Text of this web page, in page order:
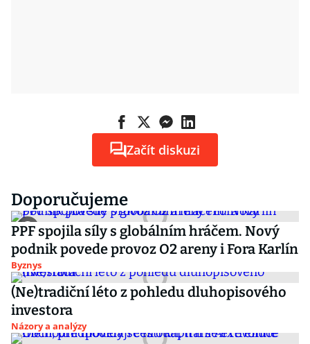
Začít diskuzi
Doporučujeme
PPF spojila síly s globálním hráčem. Nový
podnik povede provoz O2 areny i Fora Karlín
Byznys
(Ne)tradiční léto z pohledu dluhopisového
investora
Názory a analýzy